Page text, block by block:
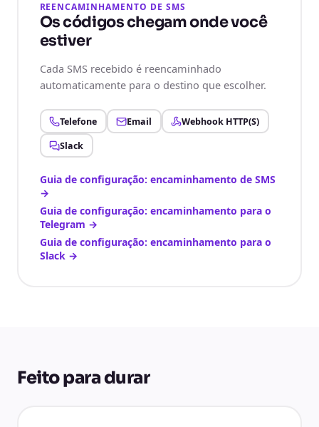
REENCAMINHAMENTO DE SMS
Os códigos chegam onde você
estiver
Cada SMS recebido é reencaminhado
automaticamente para o destino que escolher.
Telefone Email
Webhook HTTP(S)
Slack
Guia de configuração: encaminhamento de SMS
→
Guia de configuração: encaminhamento para o
Telegram →
Guia de configuração: encaminhamento para o
Slack→
Feito para durar